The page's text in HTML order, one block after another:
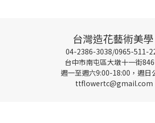
台灣造花藝術美學
04-2386-3038/0965-511-
台中市南屯區大墩十一街
週一至週六9:00-18:00，週日
ttflowertc@gmail.com